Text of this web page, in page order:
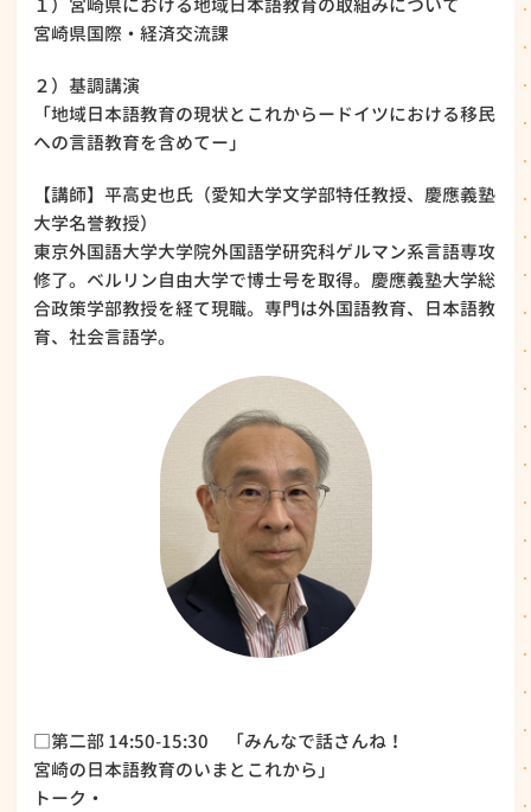
宮崎県国際・経済交流課
２）基調講演
「地域日本語教育の現状とこれからードイツにおける移民
への言語教育を含めてー」
【講師】平高史也氏（愛知大学文学部特任教授、慶應義塾
大学名誉教授）
東京外国語大学大学院外国語学研究科ゲルマン系言語専攻
修了。ベルリン自由大学で博士号を取得。慶應義塾大学総
合政策学部教授を経て現職。専門は外国語教育、日本語教
育、社会言語学。
□第二部 14:50-15:30 「みんなで話さんね！
宮崎の日本語教育のいまとこれから」
トーク・